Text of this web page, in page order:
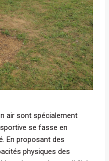
air sont spécialement
se fasse en
En proposant des
physiques des